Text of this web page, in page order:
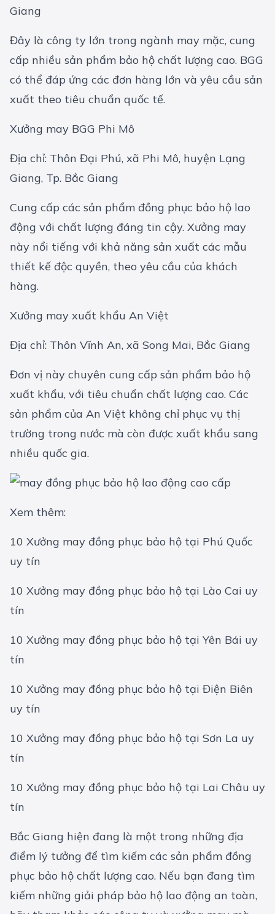
Giang
Đây là công ty lớn trong ngành may mặc, cung
cấp nhiều sản phẩm bảo hộ chất lượng cao. BGG
có thể đáp ứng các đơn hàng lớn và yêu cầu sản
xuất theo tiêu chuẩn quốc tế.
Xưởng may BGG Phi Mô
Địa chỉ: Thôn Đại Phú, xã Phi Mô, huyện Lạng
Giang, Tp. Bắc Giang
Cung cấp các sản phẩm đồng phục bảo hộ lao
động với chất lượng đáng tin cậy. Xưởng may
này nổi tiếng với khả năng sản xuất các mẫu
thiết kế độc quyền, theo yêu cầu của khách
hàng.
Xưởng may xuất khẩu An Việt
Địa chỉ: Thôn Vĩnh An, xã Song Mai, Bắc Giang
Đơn vị này chuyên cung cấp sản phẩm bảo hộ
xuất khẩu, với tiêu chuẩn chất lượng cao. Các
sản phẩm của An Việt không chỉ phục vụ thị
trường trong nước mà còn được xuất khẩu sang
nhiều quốc gia.
Xem thêm:
10 Xưởng may đồng phục bảo hộ tại Phú Quốc
uy tín
10 Xưởng may đồng phục bảo hộ tại Lào Cai uy
tín
10 Xưởng may đồng phục bảo hộ tại Yên Bái uy
tín
10 Xưởng may đồng phục bảo hộ tại Điện Biên
uy tín
10 Xưởng may đồng phục bảo hộ tại Sơn La uy
tín
10 Xưởng may đồng phục bảo hộ tại Lai Châu uy
tín
Bắc Giang hiện đang là một trong những địa
điểm lý tưởng để tìm kiếm các sản phẩm đồng
phục bảo hộ chất lượng cao. Nếu bạn đang tìm
kiếm những giải pháp bảo hộ lao động an toàn,